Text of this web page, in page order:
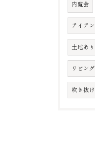
内覧会
アイアン
土地あり
リビング
吹き抜け